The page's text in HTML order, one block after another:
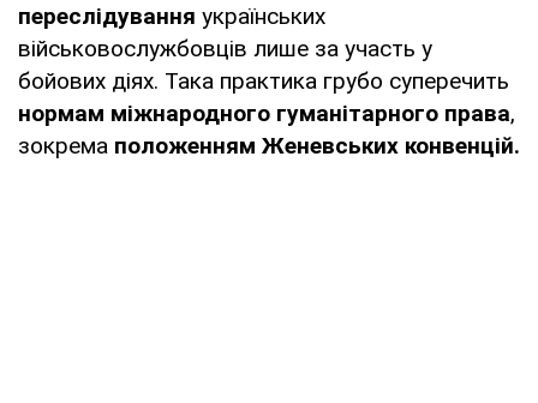
переслідування українських
військовослужбовців лише за участь у
бойових діях. Така практика грубо суперечить
нормам міжнародного гуманітарного права,
зокрема положенням Женевських конвенцій.